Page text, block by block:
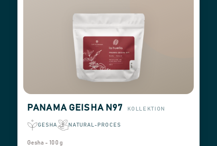
PANAMA GEISHA N97 KOLLEKTION
GESHA NATURAL-PROCES
Gesha - 100 g